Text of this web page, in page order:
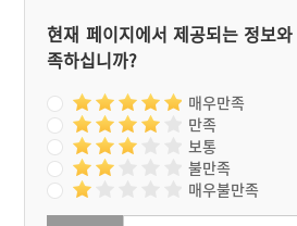
현재 페이지에서 제공되는 정보
족하십니까?
매우만족
만족
보통
불만족
매우불만족